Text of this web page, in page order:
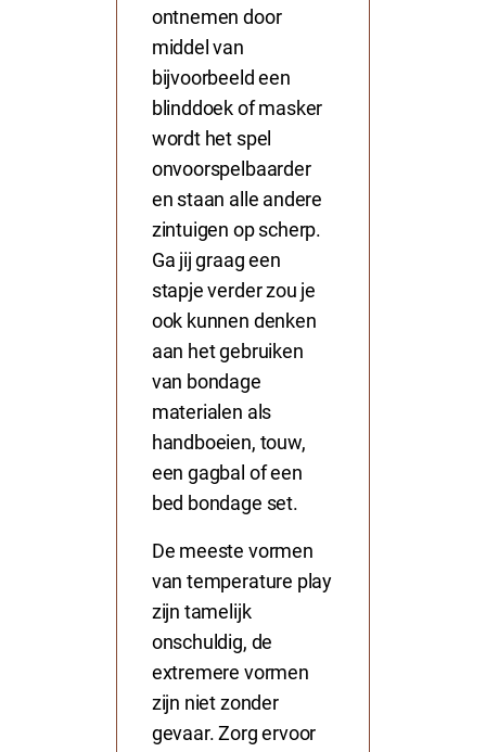
ontnemen door
middel van
bijvoorbeeld een
blinddoekofmasker
wordt het spel
onvoorspelbaarder
en staan alle andere
zintuigen op scherp.
Ga jij graag een
stapje verder zou je
ook kunnen denken
aan het gebruiken
van bondage
materialen als
handboeien, touw,
eengagbal of een
bed bondage set.
De meeste vormen
van temperature play
zijn tamelijk
onschuldig, de
extremere vormen
zijn niet zonder
gevaar. Zorg ervoor